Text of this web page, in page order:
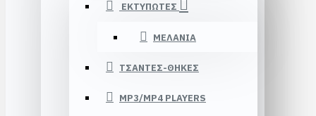
ΕΚΤΥΠΩΤΕΣ
ΜΕΛΑΝΙΑ
ΤΣΑΝΤΕΣ-ΘΗΚΕΣ
MP3/MP4 PLAYERS